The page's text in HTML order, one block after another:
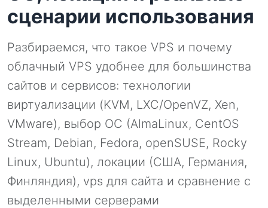
сценарии использования
Разбираемся, что такое VPS и почему
облачный VPS удобнее для большинства
сайтов и сервисов: технологии
виртуализации (KVM, LXC/OpenVZ, Xen,
VMware), выбор ОС (AlmaLinux, CentOS
Stream, Debian, Fedora, openSUSE, Rocky
Linux, Ubuntu), локации (США, Германия,
Финляндия), vps для сайта и сравнение с
выделенными серверами